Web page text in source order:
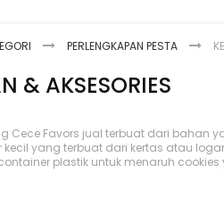
PERLENGKAPAN PESTA
& AKSESORIES
Cece Favors jual terbuat dari bahan
kecil yang terbuat dari kertas atau
plastik untuk menaruh